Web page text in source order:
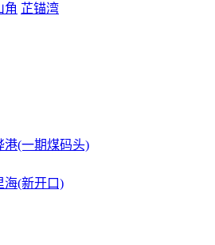
角 芷锚湾
港(一期煤码头)
海(新开口)